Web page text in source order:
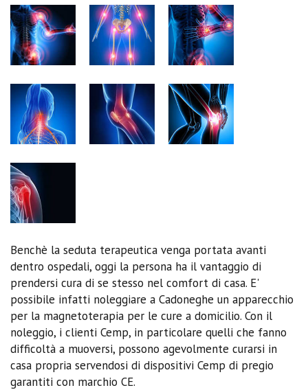
Benchè la seduta terapeutica venga portata avanti
dentro ospedali, oggi la persona ha il vantaggio di
prendersi cura di se stesso nel comfort di casa. E'
possibile infatti noleggiare a Cadoneghe un apparecchio
per la magnetoterapia per le cure a domicilio. Con il
noleggio, i clienti Cemp, in particolare quelli che fanno
difficoltà a muoversi, possono agevolmente curarsi in
casa propria servendosi di dispositivi Cemp di pregio
garantiti con marchio CE.